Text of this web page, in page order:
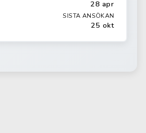
28 apr
SISTA ANSÖKAN
25 okt